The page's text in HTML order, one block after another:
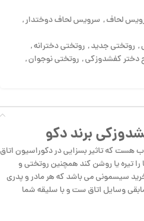
لحاف, سرویس لحاف دوختدار,
, روتختی جدید, روتختی دخترانه,
دختر کفشدوزکی, روتختی نوجوان,
برند دکو
هست که تاثیر بسزایی در دکوراسیون اتاق
تیره یا روشن کند همچنین روتختی و
سیسمونی می باشد که هر مادر و پدری
وسایل اتاق ست و با سلیقه شما